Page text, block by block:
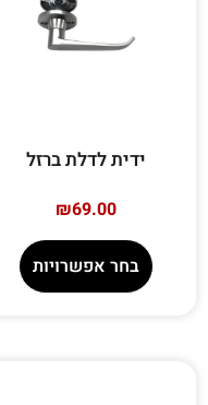
ידית לדלת ברזל
₪69.00
בחר אפשרויות